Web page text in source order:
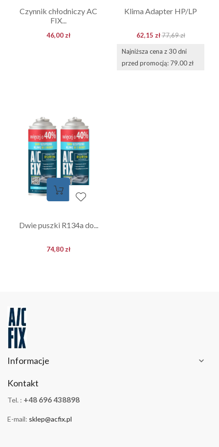
Czynnik chłodniczy AC
FIX...
46,00 zł
Klima Adapter HP/LP
62,15 zł77,69 zł
Najniższa cena z 30 dni
przed promocją: 79.00 zł
Dwie puszki R134a do...
74,80 zł
Informacje 
Kontakt
Tel. : +48 696 438898
E-mail: sklep@acfix.pl